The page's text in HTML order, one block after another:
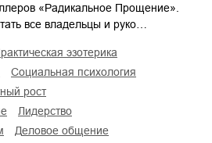
«Радикальное Прощение».
все владельцы и руко…
практическая эзотерика
социальная психология
рост
лидерство
деловое общение